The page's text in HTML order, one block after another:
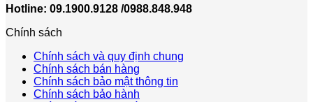
Hotline: 09.1900.9128 /0988.848.948
Chính sách
Chính sách và quy định chung
Chính sách bán hàng
Chính sách bảo mật thông tin
Chính sách bảo hành